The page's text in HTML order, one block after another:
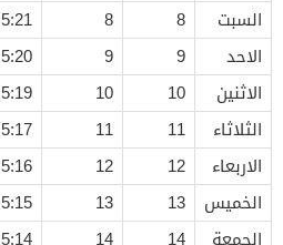
السبت
8
8
5:21
الاحد
9
9
5:20
الاثنين
10
10
5:19
الثلاثاء
11
11
5:17
الاربعاء
12
12
5:16
الخميس
13
13
5:15